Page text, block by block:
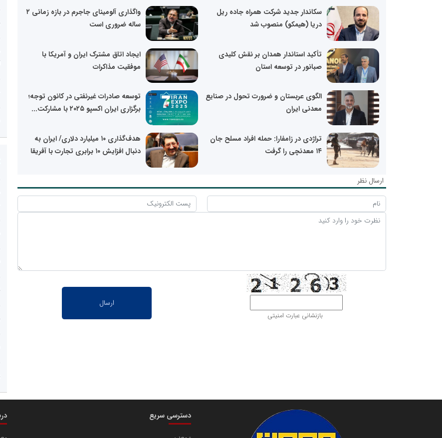
سکاندار جدید شرکت همراه جاده ریل
دریا (هیمکو) منصوب شد
واگذاری آلومینای جاجرم در بازه زمانی ۲
ساله ضروری است
تأکید استاندار همدان بر نقش کلیدی
صبانور در توسعه استان
ایجاد اتاق مشترک ایران و آمریکا با
موفقیت مذاکرات
الگوی عربستان و ضرورت تحول در صنایع
معدنی ایران
توسعه صادرات غیرنفتی در کانون توجه؛
برگزاری ایران اکسپو ۲۰۲۵ با مشارکت...
تراژدی در زامفارا: حمله افراد مسلح جان
۱۴ معدنچی را گرفت
هدف‌گذاری ۱۰ میلیارد دلاری/ ایران به
دنبال افزایش ۱۰ برابری تجارت با آفریقا
ارسال نظر
بازنشانی عبارت امنیتی
دسترسی سریع